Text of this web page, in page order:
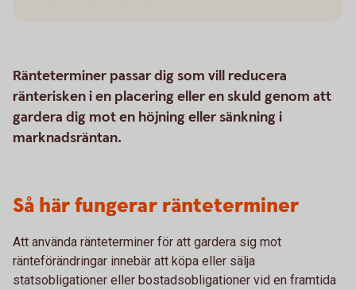
Ränteterminer passar dig som vill reducera
ränterisken i en placering eller en skuld genom att
gardera dig mot en höjning eller sänkning i
marknadsräntan.
Så här fungerar ränteterminer
Att använda ränteterminer för att gardera sig mot
ränteförändringar innebär att köpa eller sälja
statsobligationer eller bostadsobligationer vid en framtida